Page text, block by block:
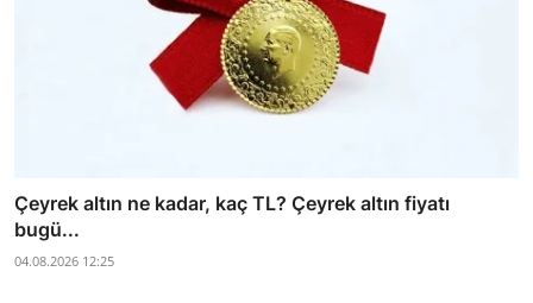
Çeyrek altın ne kadar, kaç TL? Çeyrek altın fiyatı
bugü...
04.08.2026 12:25